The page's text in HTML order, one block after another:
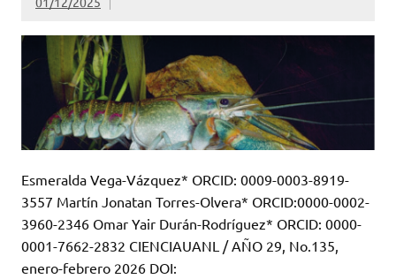
Esmeralda Vega-Vázquez* ORCID: 0009-0003-8919-
3557 Martín Jonatan Torres-Olvera* ORCID:0000-0002-
3960-2346 Omar Yair Durán-Rodríguez* ORCID: 0000-
0001-7662-2832 CIENCIAUANL / AÑO 29, No.135,
enero-febrero 2026 DOI: